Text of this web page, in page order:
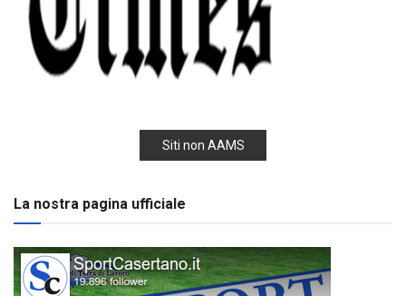
Siti non AAMS
La nostra pagina ufficiale